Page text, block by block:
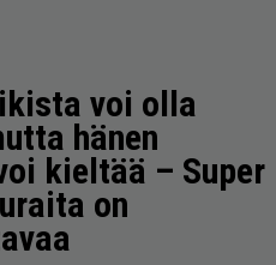
voi olla
hänen
kieltää – Super
on